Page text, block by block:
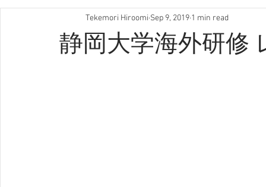
静岡大学海外研修
Tekemori Hiroomi Sep 9, 2019 1 min read